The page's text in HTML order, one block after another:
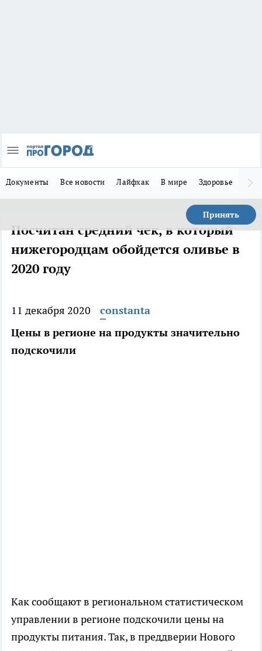
Документы Все новости Лайфхак В мире Здоровье
Принять
Посчитан средний чек, в который
нижегородцам обойдется оливье в
2020 году
11 декабря 2020
constanta
Цены в регионе на продукты значительно
подскочили
Как сообщают в региональном статистическом
управлении в регионе подскочили цены на
продукты питания. Так, в преддверии Нового